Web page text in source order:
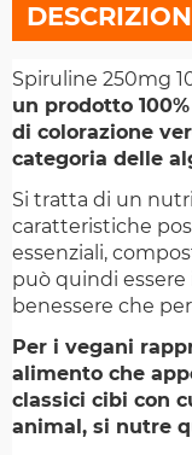
Spiruline 250mg
un prodotto
di colorazione
categoria delle
Si tratta di un
caratteristiche
essenziali,
può quindi
benessere che
Per i vegani
alimento che
classici cibi con
animal, si nutre